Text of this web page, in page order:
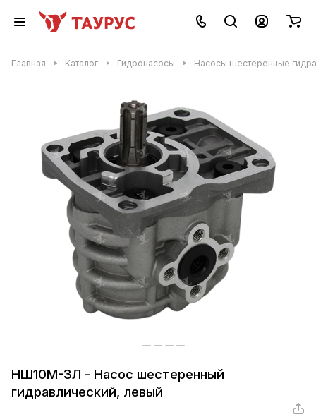
Главная Каталог Гидронасосы Насосы шестеренные
НШ10М-3Л - Насос шестеренный
гидравлический, левый